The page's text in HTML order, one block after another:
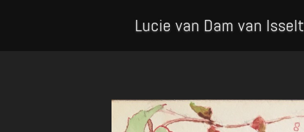
Lucie van Dam van Isselt